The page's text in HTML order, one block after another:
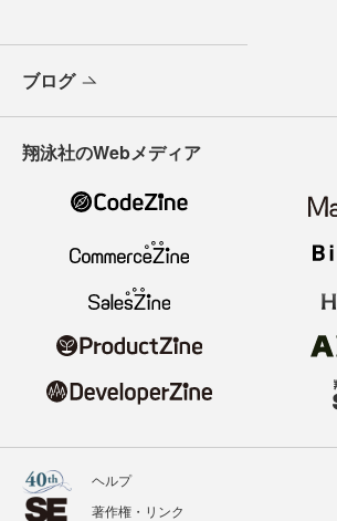
ブログ
翔泳社のWebメディア
ヘルプ
著作権・リンク